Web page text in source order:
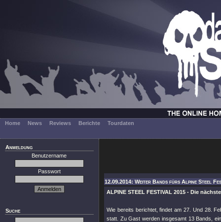
Home News Reviews Berichte Tourdaten
Anmeldung
Benutzername
Passwort
Suche
12.09.2014: Weiter Bands fürs Alpine Steel
ALPINE STEEL FESTIVAL 2015 - Die
Wie bereits berichtet, findet am 27. Und 28.
statt. Zu Gast werden insgesamt 13 Bands,